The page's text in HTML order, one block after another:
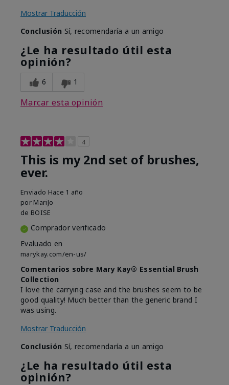
Mostrar Traducción
Conclusión Sí, recomendaría a un amigo
¿Le ha resultado útil esta
opinión?
6 1
Marcar esta opinión
4
This is my 2nd set of brushes,
ever.
Enviado Hace 1 año
por MariJo
de BOISE
Comprador verificado
Evaluado en
marykay.com/en-us/
Comentarios sobre Mary Kay® Essential Brush
Collection
I love the carrying case and the brushes seem to be
good quality! Much better than the generic brand I
was using.
Mostrar Traducción
Conclusión Sí, recomendaría a un amigo
¿Le ha resultado útil esta
opinión?